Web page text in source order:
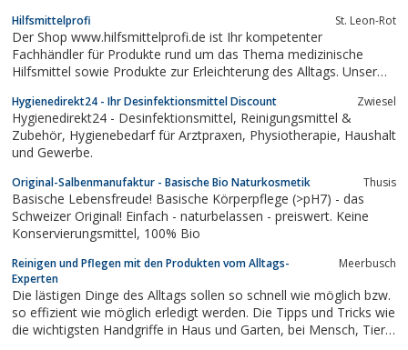
Hilfsmittelprofi St. Leon-Rot
Der Shop www.hilfsmittelprofi.de ist Ihr kompetenter
Fachhändler für Produkte rund um das Thema medizinische
Hilfsmittel sowie Produkte zur Erleichterung des Alltags. Unser
günstigen Preisen anzubieten. Speziell bei der
Inkontinenzversorgung ist es wichtig, die optimal...
Hygienedirekt24 - Ihr Desinfektionsmittel Discount Zwiesel
Hygienedirekt24 - Desinfektionsmittel, Reinigungsmittel &
Zubehör, Hygienebedarf für Arztpraxen, Physiotherapie, Haushalt
und Gewerbe.
Original-Salbenmanufaktur - Basische Bio Naturkosmetik Thusis
Basische Lebensfreude! Basische Körperpflege (>pH7) - das
Schweizer Original! Einfach - naturbelassen - preiswert. Keine
Konservierungsmittel, 100% Bio
Reinigen und Pflegen mit den Produkten vom Alltags-
Experten
Meerbusch
Die lästigen Dinge des Alltags sollen so schnell wie möglich bzw.
so effizient wie möglich erledigt werden. Die Tipps und Tricks wie
die wichtigsten Handgriffe in Haus und Garten, bei Mensch, Tier